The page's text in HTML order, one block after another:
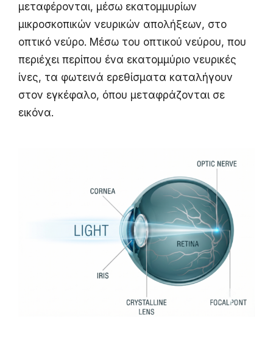
μεταφέρονται, μέσω εκατομμυρίων
μικροσκοπικών νευρικών απολήξεων, στο
οπτικό νεύρο. Μέσω του οπτικού νεύρου, που
περιέχει περίπου ένα εκατομμύριο νευρικές
ίνες, τα φωτεινά ερεθίσματα καταλήγουν
στον εγκέφαλο, όπου μεταφράζονται σε
εικόνα.